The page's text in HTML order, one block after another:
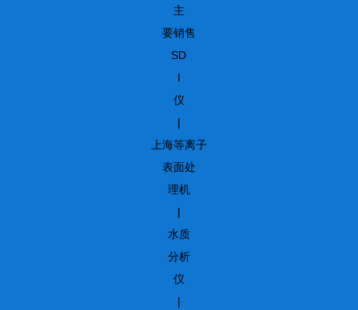
主
要销售
SD
I
仪
|
上海等离子
表面处
理机
|
水质
分析
仪
|